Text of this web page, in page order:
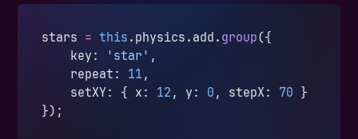
stars = this .physics.add. group({
    key:
'star' ,
    repeat:
11 ,
    setXY: { x:
12 , y: 0 , stepX: 70 }
});